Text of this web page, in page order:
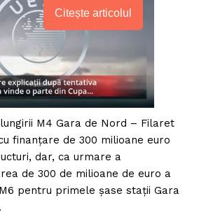
Citește articolul
M4 Gara de Nord – Filaret
finanțare de 300 milioane euro
dar, ca urmare a
de 300 de milioane de euro a
pentru primele șase stații Gara